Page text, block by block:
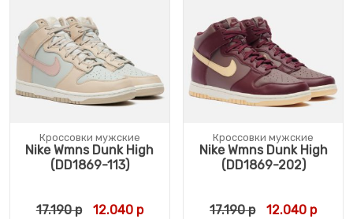
Кроссовки мужские
Nike Wmns Dunk High
(DD1869-113)
17.190р Первоначальная цена составляла 17.190 р.
12.040рТекущая цена: 12.040 р.
Кроссовки мужские
Nike Wmns Dunk High
(DD1869-202)
17.190р 12.040 р